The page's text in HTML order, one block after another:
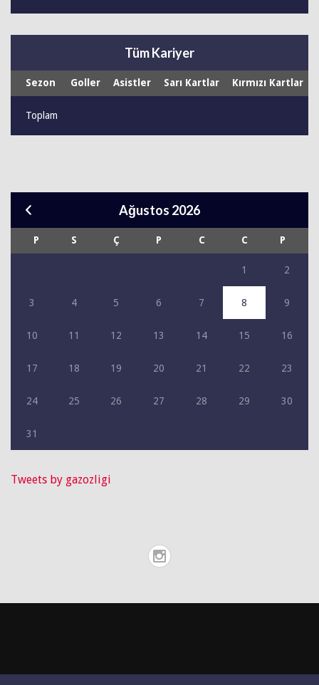
Tüm Kariyer
Sezon Goller Asistler Sarı Kartlar Kırmızı Kartlar
Toplam
Ağustos 2026
P S Ç P C C P
1 2
3 4 5 6 7 8 9
10 11 12 13 14 15 16
17 18 19 20 21 22 23
24 25 26 27 28 29 30
31
Tweets by gazozligi